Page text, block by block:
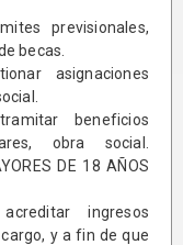
previsionales,
becas.
asignaciones
beneficios
obra social.
DE 18 AÑOS
ingresos
y a fin de que